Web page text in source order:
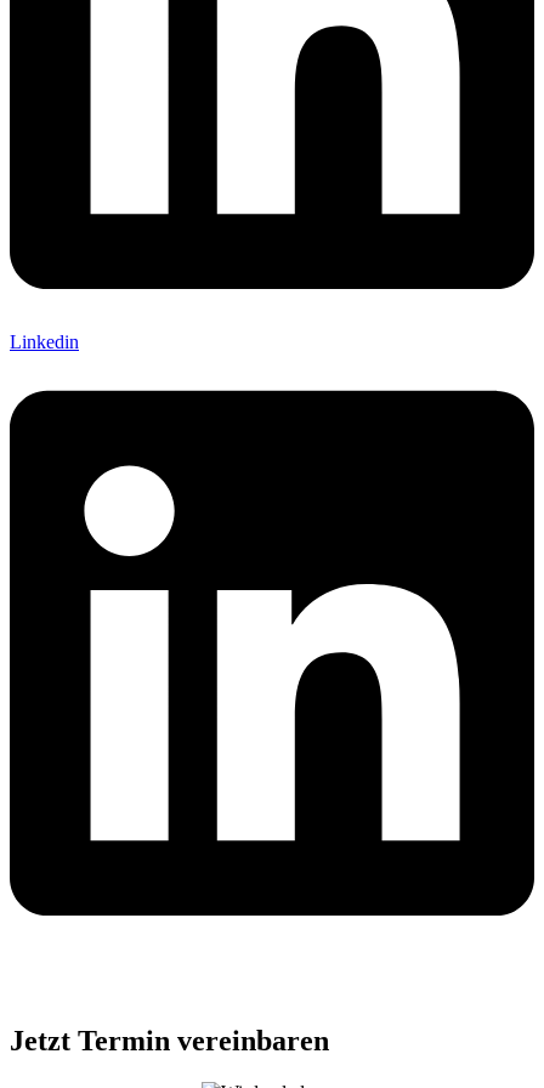
Linkedin
Jetzt Termin vereinbaren